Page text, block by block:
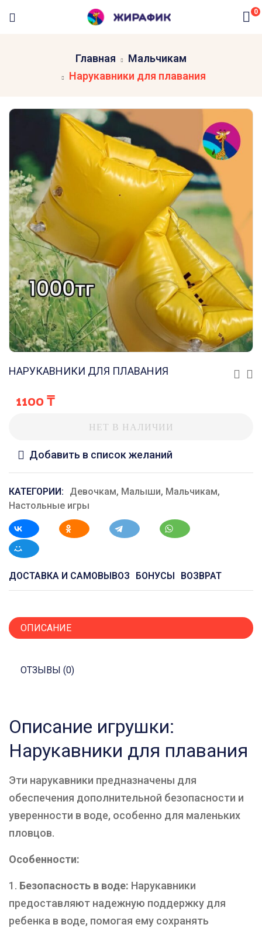
0
Главная
Мальчикам
Нарукавники для плавания
НАРУКАВНИКИ ДЛЯ ПЛАВАНИЯ
1100₸
НЕТ В НАЛИЧИИ
Добавить в список желаний
КАТЕГОРИИ: Девочкам, Малыши, Мальчикам,
Настольные игры
ДОСТАВКА И САМОВЫВОЗ БОНУСЫ ВОЗВРАТ
ОПИСАНИЕ
ОТЗЫВЫ (0)
Описание игрушки:
Нарукавники для плавания
Эти нарукавники предназначены для
обеспечения дополнительной безопасности и
уверенности в воде, особенно для маленьких
пловцов.
Особенности:
Безопасность в воде: Нарукавники
предоставляют надежную поддержку для
ребенка в воде, помогая ему сохранять